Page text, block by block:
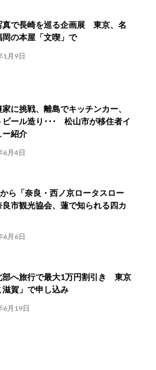
真で長崎を巡る企画展 東京、名
岡の本屋「文喫」で
1月9日
家に挑戦、離島でキッチンカー、
ビール造り･･･ 松山市が移住者イ
ー紹介
6月4日
ら「奈良・西ノ京ロータスロー
市観光協会、蓮で知られる四カ
6月6日
部へ旅行で最大1万円割引き 東京
滋賀」で申し込み
6月19日